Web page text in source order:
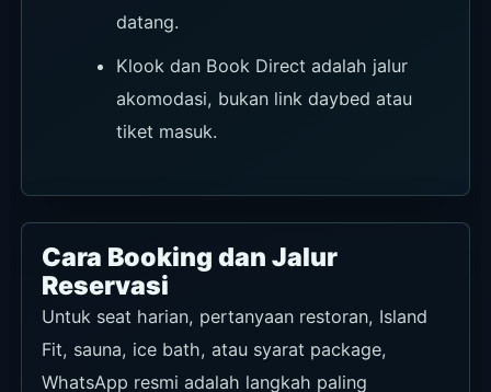
datang.
Klook dan Book Direct adalah jalur
akomodasi, bukan link daybed atau
tiket masuk.
Cara Booking dan Jalur
Reservasi
Untuk seat harian, pertanyaan restoran, Island
Fit, sauna, ice bath, atau syarat package,
WhatsApp resmi adalah langkah paling